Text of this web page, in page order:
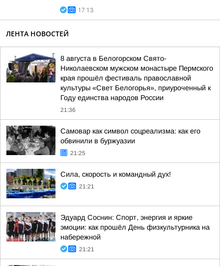
17:13
ЛЕНТА НОВОСТЕЙ
8 августа в Белогорском Свято-
Николаевском мужском монастыре Пермского
края прошёл фестиваль православной
культуры «Свет Белогорья», приуроченный к
Году единства народов России
21:36
Самовар как символ соцреализма: как его
обвинили в буржуазии
21:25
Сила, скорость и командный дух!
21:21
Эдуард Соснин: Спорт, энергия и яркие
эмоции: как прошёл День физкультурника на
набережной
21:21